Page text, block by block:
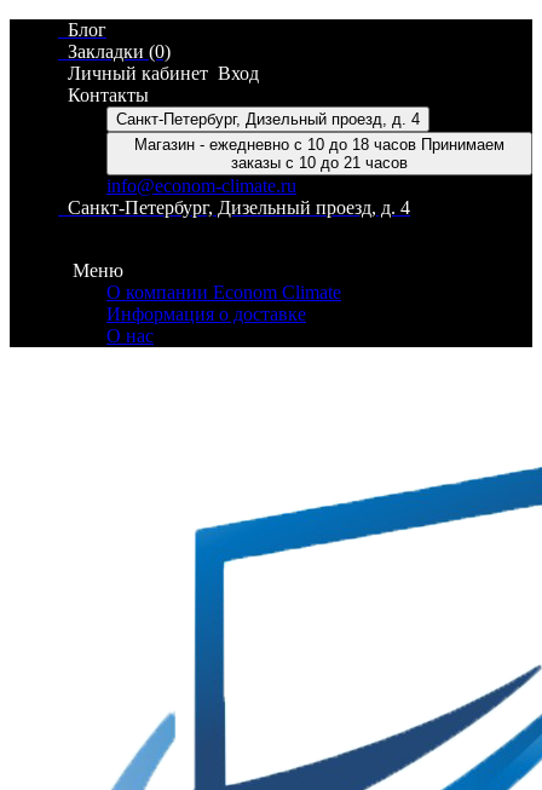
Блог
Закладки (0)
Личный кабинет Вход
Контакты
Санкт-Петербург, Дизельный проезд, д. 4
Магазин - ежедневно с 10 до 18 часов Принимаем
заказы с 10 до 21 часов
info@econom-climate.ru
Санкт-Петербург, Дизельный проезд, д. 4
Меню
О компании Econom Climate
Информация о доставке
О нас